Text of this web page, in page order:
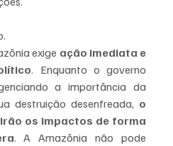
exige ação imediata e
. Enquanto o governo
a importância da
destruição desenfreada, o
os impactos de forma
. A Amazônia não pode